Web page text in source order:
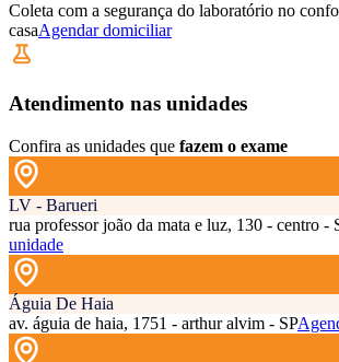
Coleta com a segurança do laboratório no
casaAgendar domiciliar
Atendimento nas unidades
Confira as unidades que fazem o exame
LV - Barueri
rua professor joão da mata e luz, 130 - centro -
unidade
Águia De Haia
av. águia de haia, 1751 - arthur alvim - SP